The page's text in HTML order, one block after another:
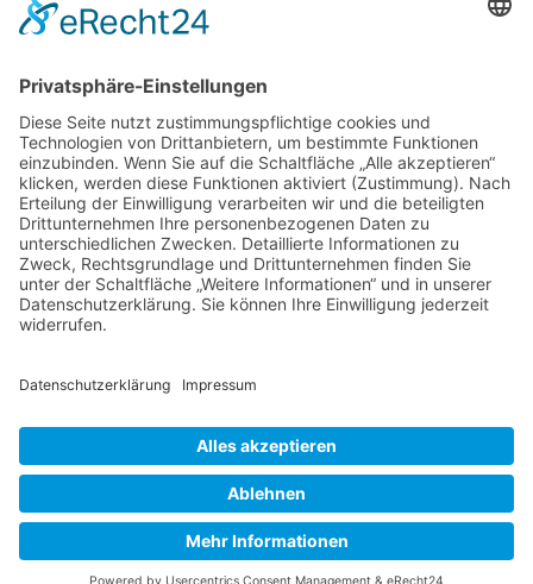
Moebeltaxi-Dresden auch in Ihrer Nähe...
Loschwitz - Neustadt - Pieschen - Plauen - Prohlis
Impressum
Datenschutzerklärung
AGB
Kontakt
Das Möbeltaxi - die Idee
günstige Umzüge - Transporte - Entsorgungen
Möbeltaxi - Das Original seit 2003
© Möbeltaxi 2026